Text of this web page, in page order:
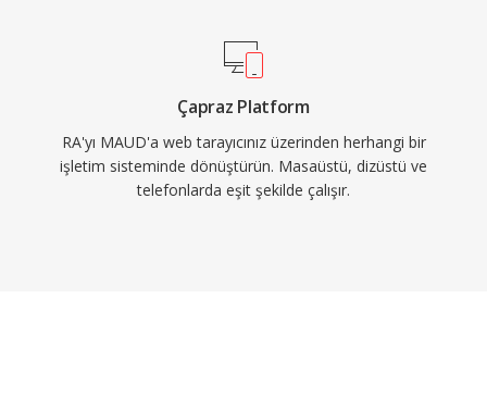
Çapraz Platform
RA'yı MAUD'a web tarayıcınız üzerinden herhangi bir
işletim sisteminde dönüştürün. Masaüstü, dizüstü ve
telefonlarda eşit şekilde çalışır.